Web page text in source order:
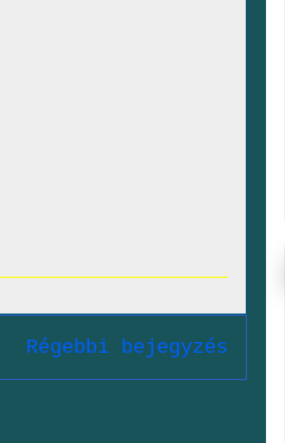
Régebbi bejegyzés